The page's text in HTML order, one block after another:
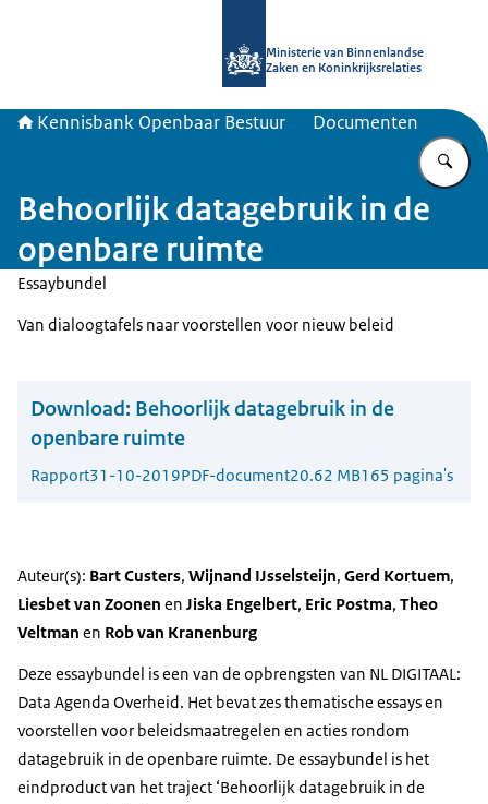
Ministerie van Binnenlandse
Zaken en Koninkrijksrelaties
Kennisbank Openbaar Bestuur Documenten
Behoorlijk datagebruik in de
openbare ruimte
Essaybundel
Van dialoogtafels naar voorstellen voor nieuw beleid
Download: Behoorlijk datagebruik in de
openbare ruimte
Rapport31-10-2019PDF-document20.62 MB165 pagina's
Auteur(s): Bart Custers, Wijnand IJsselsteijn, Gerd Kortuem,
Liesbet van Zoonen en Jiska Engelbert, Eric Postma, Theo
Veltman en Rob van Kranenburg
Deze essaybundel is een van de opbrengsten van NL DIGITAAL:
Data Agenda Overheid. Het bevat zes thematische essays en
voorstellen voor beleidsmaatregelen en acties rondom
datagebruik in de openbare ruimte. De essaybundel is het
eindproduct van het traject ‘Behoorlijk datagebruik in de